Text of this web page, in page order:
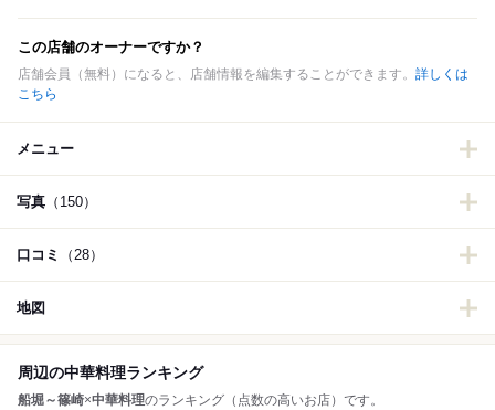
この店舗のオーナーですか？
店舗会員（無料）になると、店舗情報を編集することができます。 詳しくは
こちら
メニュー
写真 （150）
口コミ （28）
地図
周辺の中華料理ランキング
船堀～篠崎×中華料理のランキング（点数の高いお店）です。